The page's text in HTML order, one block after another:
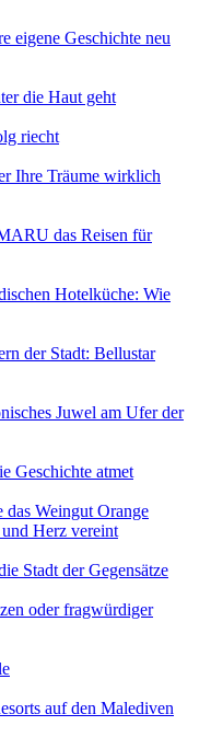
eigene Geschichte neu
die Haut geht
riecht
Ihre Träume wirklich
das Reisen für
Hotelküche: Wie
der Stadt: Bellustar
Juwel am Ufer der
Geschichte atmet
Weingut Orange
Herz vereint
Stadt der Gegensätze
oder fragwürdiger
auf den Malediven